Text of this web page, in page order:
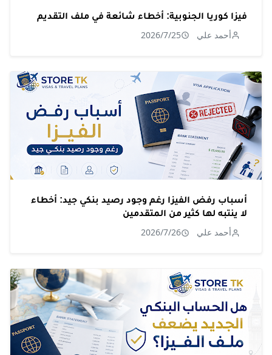
فيزا كوريا الجنوبية: أخطاء شائعة في ملف التقديم
أحمد علي 2026/7/25
أسباب رفض الفيزا رغم وجود رصيد بنكي جيد: أخطاء
لا ينتبه لها كثير من المتقدمين
أحمد علي 2026/7/26